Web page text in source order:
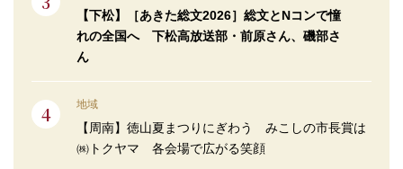
【下松】［あきた総文2026］総文とNコンで憧
れの全国へ 下松高放送部・前原さん、磯部さ
ん
地域
【周南】徳山夏まつりにぎわう みこしの市長賞は
㈱トクヤマ 各会場で広がる笑顔